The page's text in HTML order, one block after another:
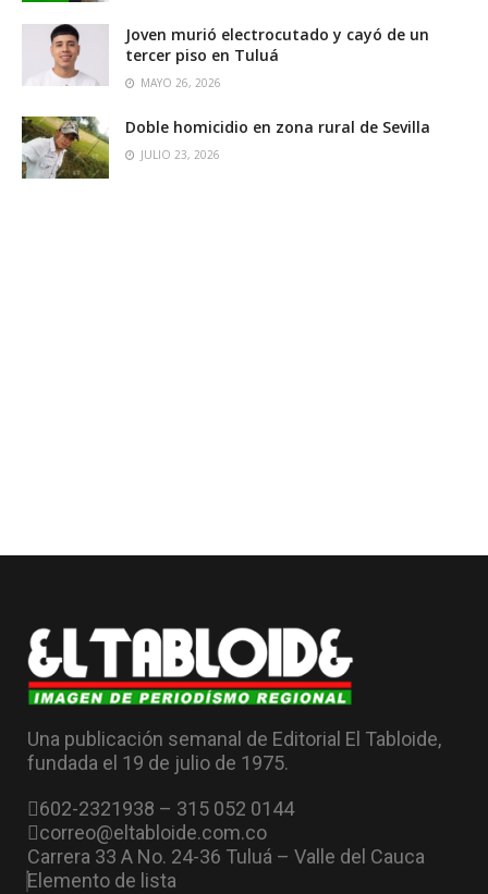
Joven murió electrocutado y cayó de un
tercer piso en Tuluá
MAYO 26, 2026
Doble homicidio en zona rural de Sevilla
JULIO 23, 2026
Una publicación semanal de Editorial El Tabloide,
fundada el 19 de julio de 1975.
602-2321938 – 315 052 0144
correo@eltabloide.com.co
Carrera 33 A No. 24-36 Tuluá – Valle del Cauca
Elemento de lista